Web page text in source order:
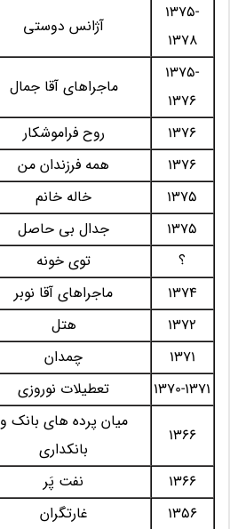
1375-
1378
آژانس دوستی
1375-
1376
ماجراهای آقا جمال
1376 روح فراموشکار
1376
همه فرزندان من
1375
خاله خانم
1375
جدال بی حاصل
؟
توی خونه
1374
ماجراهای آقا نوبر
1372
هتل
1371
چمدان
1370-1371
تعطیلات نوروزی
1366
میان پرده های بانک و
بانکداری
1366 نفت پَر
1356
غارتگران